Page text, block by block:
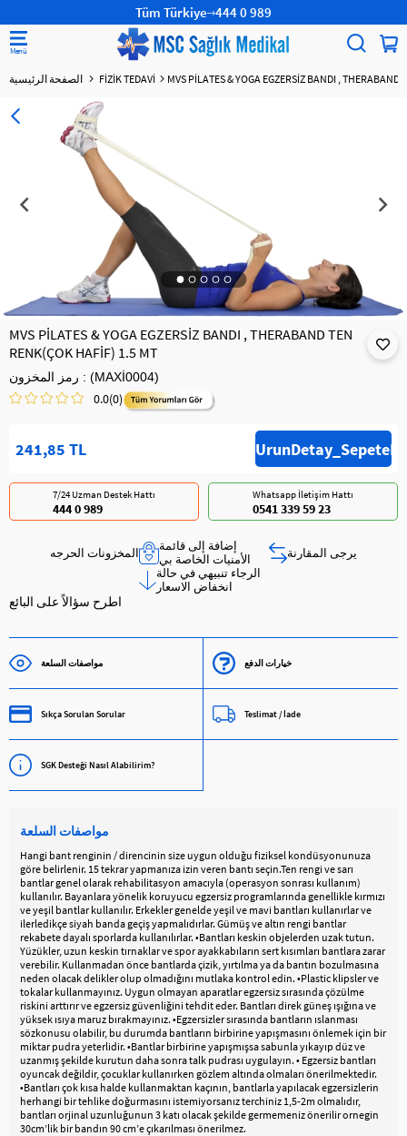
Tüm Türkiye 444 0 989
FİZİK TEDAVİ MVS PİLATES & YOGA EGZERSİZ BANDI ,
MVS PİLATES & YOGA EGZERSİZ BANDI , THERABAND TEN
RENK(ÇOK HAFİF) 1.5 MT
رمز المخزون (MAXİ0004)
0.0(0)
241,85 TL
Whatsapp İletişim Hattı
0541 339 59 23
7/24 Uzman Destek Hattı
444 0 989
المخزونات الحرجه‌
إضافة إلى قائمة
الأمنيات الخاصة بي
يرجى المقارنة
الرجاء تنبيهي في حالة
انخفاض الاسعار
اطرح سؤالاً على البائع
مواصفات السلعة خيارات الدفع
Sıkça Sorulan Sorular Teslimat / İade
SGK Desteği Nasıl Alabilirim?
مواصفات السلعة
Hangi bant renginin / direncinin size uygun olduğu fiziksel kondüsyonunuza
göre belirlenir. 15 tekrar yapmanıza izin veren bantı seçin.Ten rengi ve sarı
bantlar genel olarak rehabilitasyon amacıyla (operasyon sonrası kullanım)
kullanılır. Bayanlara yönelik koruyucu egzersiz programlarında genellikle kırmızı
ve yeşil bantlar kullanılır. Erkekler genelde yeşil ve mavi bantları kullanırlar ve
ilerledikçe siyah banda geçiş yapmalıdırlar. Gümüş ve altın rengi bantlar
rekabete dayalı sporlarda kullanılırlar. •Bantları keskin objelerden uzak tutun.
Yüzükler, uzun keskin tırnaklar ve spor ayakkabıların sert kısımları bantlara zarar
verebilir. Kullanmadan önce bantlarda çizik, yırtılma ya da bantın bozulmasına
neden olacak delikler olup olmadığını mutlaka kontrol edin. •Plastic klipsler ve
tokalar kullanmayınız. Uygun olmayan aparatlar egzersiz sırasında çözülme
riskini arttırır ve egzersiz güvenliğini tehdit eder. Bantları direk güneş ışığına ve
yüksek ısıya maruz bırakmayınız. •Egzersizler sırasında bantların ıslanması
sözkonusu olabilir, bu durumda bantların birbirine yapışmasını önlemek için bir
miktar pudra yeterlidir. •Bantlar birbirine yapışmışsa sabunla yıkayıp düz ve
uzanmış şekilde kurutun daha sonra talk pudrası uygulayın. • Egzersiz bantları
oyuncak değildir, çocuklar kullanırken gözlem altında olmaları önerilmektedir.
•Bantları çok kısa halde kullanmaktan kaçının, bantlarla yapılacak egzersizlerin
herhangi bir tehlike doğurmasını istemiyorsanız terchiniz 1,5-2m olmalıdır,
bantları orjinal uzunluğunun 3 katı olacak şekilde germemeniz önerilir ornegin
30cm’lik bir bandın 90 cm’e çıkarılması önerilmez.